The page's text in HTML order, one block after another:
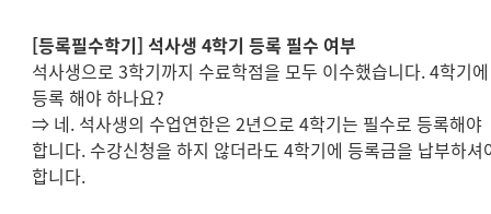
[등록필수학기]석사생4학기 등록 필수 여부
석사생으로3학기까지 수료학점을 모두 이수했습니다. 4학기에
등록 해야 하나요?
⇒ 네. 석사생의 수업연한은2년으로4학기는 필수로 등록해야
합니다.수강신청을 하지 않더라도4학기에 등록금을 납부하셔
합니다.